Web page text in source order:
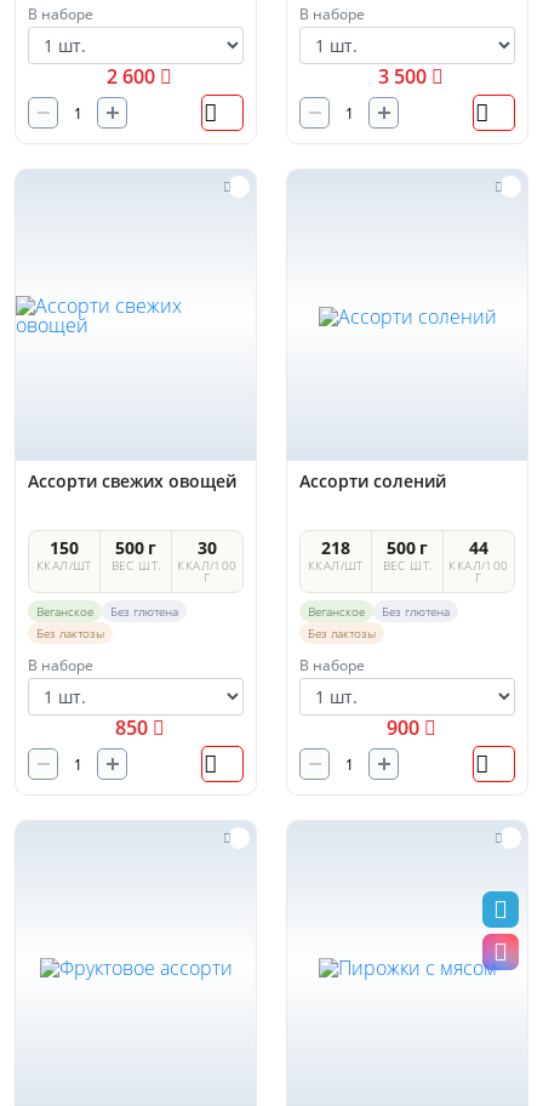
В наборе
2 600
В наборе
3 500
Ассорти свежих овощей
150
ККАЛ/ШТ
500 г
ВЕС ШТ.
30
ККАЛ/100
Г
Веганское
Без глютена
Без лактозы
В наборе
850
Ассорти солений
218
ККАЛ/ШТ
500 г
ВЕС ШТ.
44
ККАЛ/100
Г
Веганское
Без глютена
Без лактозы
В наборе
900